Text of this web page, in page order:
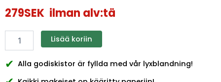
279SEK ilman alv:tä
Lisää koriin
✔ Alla godiskistor är fyllda med vår lyxblandning!